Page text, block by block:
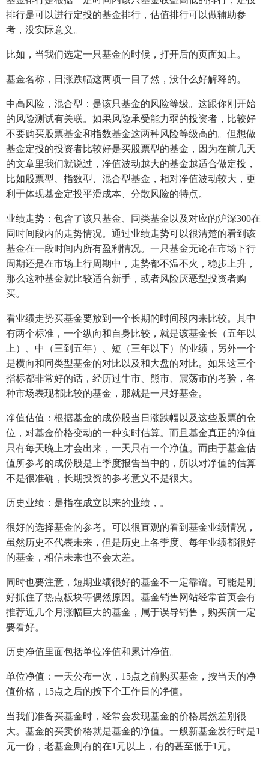
排行是可以进行定投的基金排行，估值排行可以做辅助参
考，没实际意义。
比如，当我们选定一只基金的时候，打开后的页面如上。
基金名称，日涨跌幅这两项一目了然，没什么好解释的。
中高风险，混合型：是该只基金的风险等级。这跟你刚开始
的风险测试有关联。如果风险承受能力弱的投资者，比较好
不要购买股票基金和指数基金这两种风险等级高的。但想做
基金定投的投资者比较好是买股票型的基金，因为在前几天
的文章里我们就说过，净值波动越大的基金越适合做定投，
比如股票型、指数型、混合型基金，相对净值波动较大，更
利于体现基金定投平滑成本、分散风险的特点。
业绩走势：包含了该只基金、同类基金以及对应的沪深300在
同时间段内的走势情况。通过业绩走势可以很清楚的看到该
基金在一段时间内所有盈利情况。一只基金无论在市场下行
周期还是在市场上行周期中，走势都不温不火，稳步上升，
那么这种基金就比较适合新手，或者风险厌恶型投资者购
买。
看业绩走势买基金要放到一个长期的时间段内来比较。其中
有两个标准，一个纵向和自身比较，就是该基金长（五年以
上）、中（三到五年）、短（三年以下）的业绩，另外一个
是横向和同类型基金的对比以及和大盘的对比。如果这三个
指标都非常好的话，经历过牛市、熊市、震荡市的考验，各
种市场表现都比较的基金，那就是一只好基金。
净值估值：根据基金的成份股当日涨跌幅以及这些股票的仓
位，对基金价格变动的一种实时估算。而且基金真正的净值
只有每天晚上才会出来，一天只有一个净值。而由于基金估
值所参考的成份股是上季度报告当中的，所以对净值的估算
不是很准确，长期投资的参考意义不是很大。
历史业绩：是指在成立以来的业绩，。
很好的选择基金的参考。可以很直观的看到基金业绩情况，
虽然历史不代表未来，但是历史上各季度、每年业绩都很好
的基金，相信未来也不会太差。
同时也要注意，短期业绩很好的基金不一定靠谱。可能是刚
好抓住了热点板块等偶然原因。基金销售网站经常首页会有
推荐近几个月涨幅巨大的基金，属于误导销售，购买前一定
要看好。
历史净值里面包括单位净值和累计净值。
单位净值：一天公布一次，15点之前购买基金，按当天的净
值价格，15点之后的按下个工作日的净值。
当我们准备买基金时，经常会发现基金的价格居然差别很
大。基金的买卖价格就是基金的净值。一般新基金发行时是1
元一份，老基金则有的在1元以上，有的甚至低于1元。